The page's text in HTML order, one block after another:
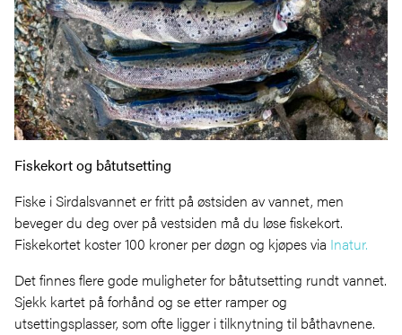
Fiskekort og båtutsetting
Fiske i Sirdalsvannet er fritt på østsiden av vannet, men
beveger du deg over på vestsiden må du løse fiskekort.
Fiskekortet koster 100 kroner per døgn og kjøpes via Inatur.
Det finnes flere gode muligheter for båtutsetting rundt vannet.
Sjekk kartet på forhånd og se etter ramper og
utsettingsplasser, som ofte ligger i tilknytning til båthavnene.